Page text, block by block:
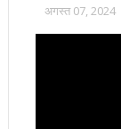
अगस्त 07, 2024